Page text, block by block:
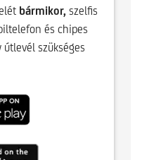
bármikor, szelfis
és chipes
szükséges